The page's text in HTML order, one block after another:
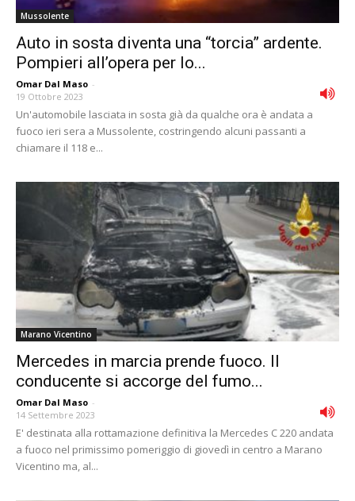
Mussolente
Auto in sosta diventa una “torcia” ardente.
Pompieri all’opera per lo...
Omar Dal Maso -
19 Ottobre 2023
Un'automobile lasciata in sosta già da qualche ora è andata a
fuoco ieri sera a Mussolente, costringendo alcuni passanti a
chiamare il 118 e...
Marano Vicentino
Mercedes in marcia prende fuoco. Il
conducente si accorge del fumo...
Omar Dal Maso -
14 Settembre 2023
E' destinata alla rottamazione definitiva la Mercedes C 220 andata
a fuoco nel primissimo pomeriggio di giovedì in centro a Marano
Vicentino ma, al...